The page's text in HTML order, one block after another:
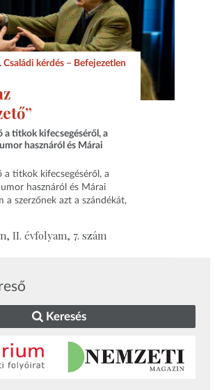
Családi kérdés – Befejezetlen
a titkok kifecsegéséről, a
hasznáról és Márai
a titkok kifecsegéséről, a
hasznáról és Márai
a szerzőnek azt a szándékát,
II. évfolyam, 7. szám
Keresés